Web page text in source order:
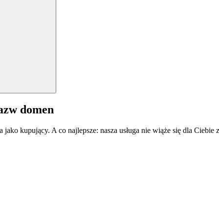
domen
kupujący. A co najlepsze: nasza usługa nie wiąże się dla